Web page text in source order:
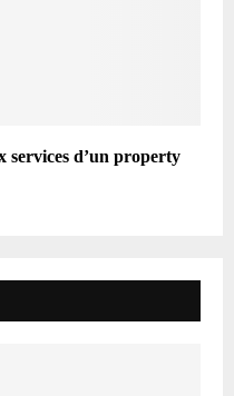
services d’un property